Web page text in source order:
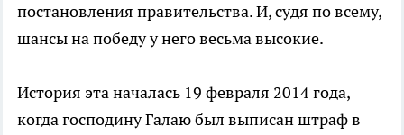
постановления правительства. И, судя по всему,
шансы на победу у него весьма высокие.
История эта началась 19 февраля 2014 года,
когда господину Галаю был выписан штраф в